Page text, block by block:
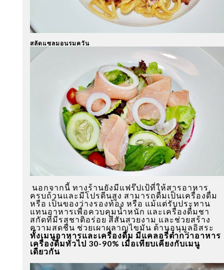
สลัดแซลมอนรมควัน
นอกจากนี้ ทางร้านยังมีแฟร๊ปเป้ที่ให้สารอาหาร
ครบถ้วนและมีโปรตีนสูง สามารถดื่มเป็นเครื่องดื่ม
หรือ เป็นของว่างรองท้อง หรือ แม้แต่รับประทาน
แทนอาหารเพื่อควบคุมน้ำหนัก และเครื่องดื่มชา
สกัดที่มีรสชาติอร่อย สีสันสวยงาม และช่วยสร้าง
ความสดชื่น ช่วยเผาผลาญไขมัน ต้านอนุมูลอิสระ
ทั้งเมนูอาหารและเครื่องดื่ม มีแคลอรี่ต่ำกว่าอาหาร
เครื่องดื่มทั่วไป 30-90% เมื่อเทียบเคียงกับเมนู
เดียวกัน